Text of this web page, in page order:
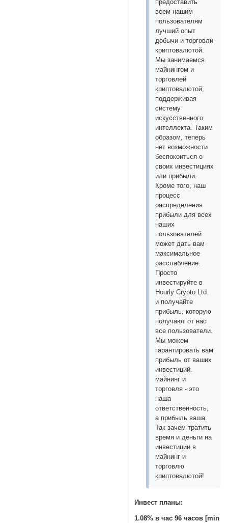
предоставить
всем нашим
пользователям
лучший опыт
добычи и торговли
криптовалютой.
Мы занимаемся
майнингом и
торговлей
криптовалютой,
поддерживая
систему
искусственного
интеллекта. Таким
образом, теперь
нет возможности
беспокоиться о
своих инвестициях
или прибыли.
Кроме того, наш
процесс
распределения
прибыли для всех
наших
пользователей
может дать вам
максимальное
расслабление.
Просто
инвестируйте в
Hourly Crypto Ltd.
и получайте
прибыль, которую
получают от нас
все пользователи.
Мы можем
гарантировать вам
прибыль от ваших
инвестиций.
майнинг и
торговля - это
наша
ответственность,
а прибыль ваша.
Так зачем тратить
время и деньги на
инвестиции в
майнинг и
торговлю
криптовалютой!
Инвест планы:
1.08% в час 96 часов [min